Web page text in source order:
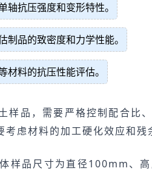
抗压强度和变形特性。
品的致密度和力学性能。
料的抗压性能评估。
样品，需要严格控制配合比
虑材料的加工硬化效应和残
样品尺寸为直径100mm